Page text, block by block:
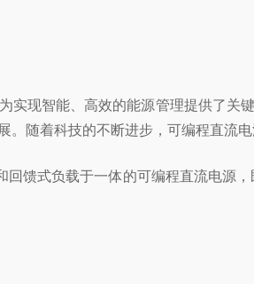
实现智能、高效的能源管理提供了
。随着科技的不断进步，可编程直流
回馈式负载于一体的可编程直流电源